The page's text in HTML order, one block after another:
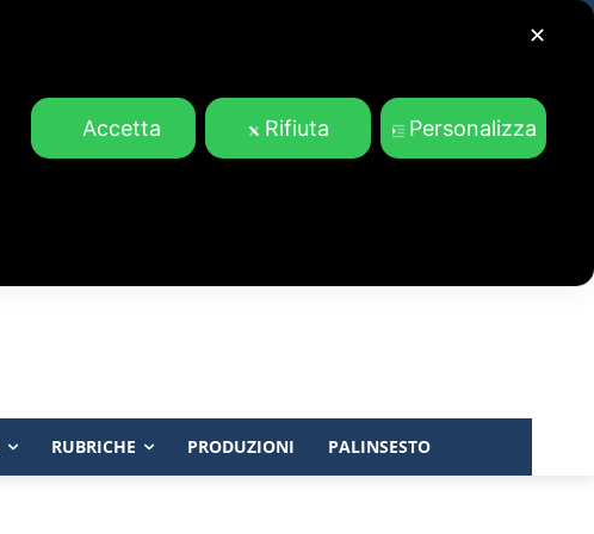
RUBRICHE PRODUZIONI PALINSESTO
✕
Accetta Rifiuta Personalizza